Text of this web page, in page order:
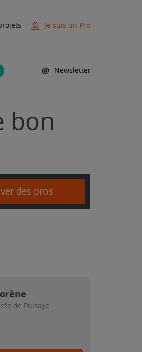
Je suis un Pro
Newsletter
bon
des pros
de Puisaye